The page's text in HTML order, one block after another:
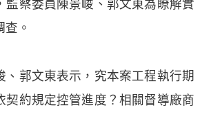
監察委員陳景峻、郭文東為瞭解實
。
、郭文東表示，究本案工程執行期
契約規定控管進度？相關督導廠商